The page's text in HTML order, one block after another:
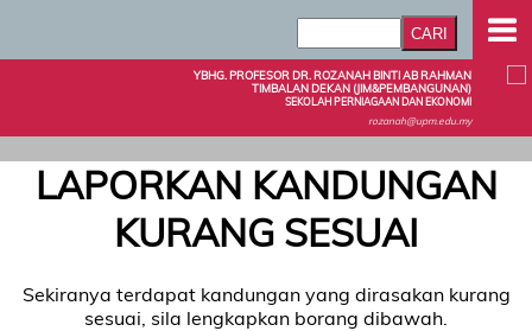
YBHG. PROFESOR DR. ROZANAH BINTI AB RAHMAN
TIMBALAN DEKAN (JIM&PEMBANGUNAN)
SEKOLAH PERNIAGAAN DAN EKONOMI
rozanah@upm.edu.my
LAPORKAN KANDUNGAN
KURANG SESUAI
Sekiranya terdapat kandungan yang dirasakan kurang
sesuai, sila lengkapkan borang dibawah.